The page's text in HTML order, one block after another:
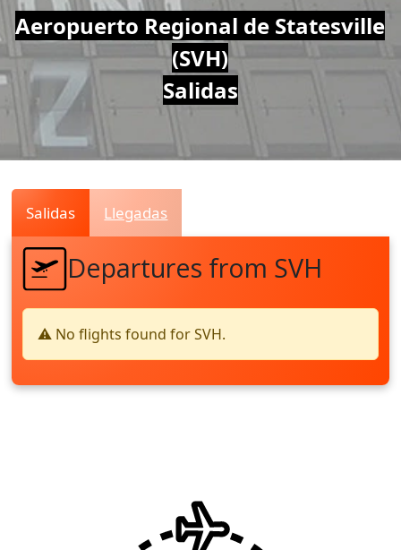
Air
Traffic
Live
Aeropuerto Regional de Statesville
(SVH)
Salidas
Salidas Llegadas
Departures from SVH
⚠️ No flights found for SVH.